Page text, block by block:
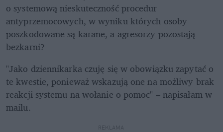
o systemową nieskuteczność procedur
antyprzemocowych, w wyniku których osoby
poszkodowane są karane, a agresorzy pozostają
bezkarni?
"Jako dziennikarka czuję się w obowiązku zapytać o
te kwestie, ponieważ wskazują one na możliwy brak
reakcji systemu na wołanie o pomoc" – napisałam w
mailu.
REKLAMA